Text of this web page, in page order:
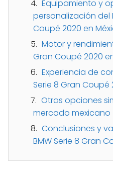
Equipamiento y
personalización del
Coupé 2020 en
Motor y
Gran Coupé 2020
Experiencia de
Serie 8 Gran Coupé
Otras opciones
mercado mexicano
Conclusiones y
BMW Serie 8 Gran